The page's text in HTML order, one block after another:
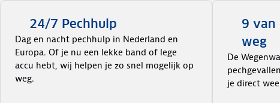
24/7 Pechhulp
Dag en nacht pechhulp in Nederland en
Europa. Of je nu een lekke band of lege
accu hebt, wij helpen je zo snel mogelijk op
weg.
9 van
weg
De
je direct